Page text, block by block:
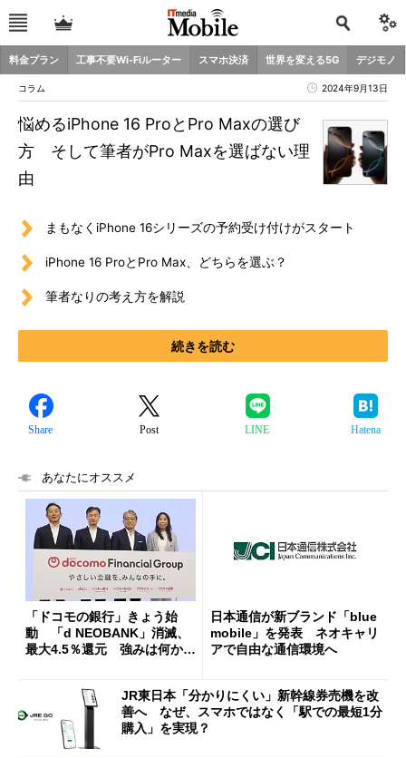
料金プラン 工事不要Wi-Fiルーター スマホ決済 世界を変える5G デジモノ
コラム 2024年9月13日
悩めるiPhone 16 ProとPro Maxの選び
方 そして筆者がPro Maxを選ばない理
由
まもなくiPhone 16シリーズの予約受け付けがスタート
iPhone 16 ProとPro Max、どちらを選ぶ？
筆者なりの考え方を解説
続きを読む
Share Post LINE Hatena
あなたにオススメ
「ドコモの銀行」きょう始
動 「d NEOBANK」消滅、
最大4.5％還元 強みは何か解
日本通信が新ブランド「blue
mobile」を発表 ネオキャリ
アで自由な通信環境へ
JR東日本「分かりにくい」新幹線券売機を改
善へ なぜ、スマホではなく「駅での最短1分
購入」を実現？